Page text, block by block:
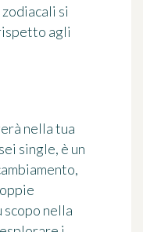
si
agli
nella tua
single, è un
nella